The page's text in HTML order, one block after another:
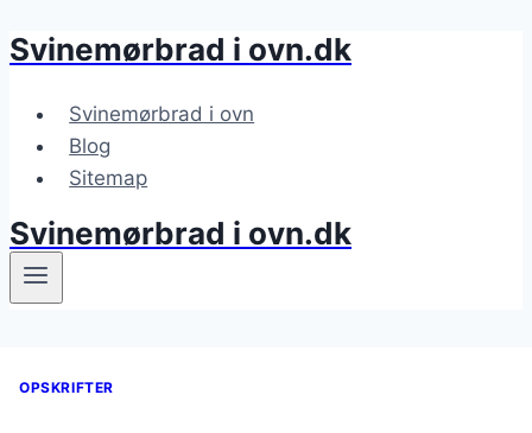
Fortsæt
indhold
Svinemørbrad i ovn.dk
Svinemørbrad i ovn
Blog
Sitemap
Svinemørbrad i ovn.dk
OPSKRIFTER